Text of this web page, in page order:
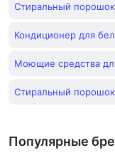
Стиральный
Кондиционер для
Моющие средства
Стиральный
Популярные